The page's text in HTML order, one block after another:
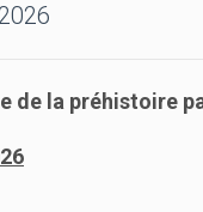
de la préhistoire